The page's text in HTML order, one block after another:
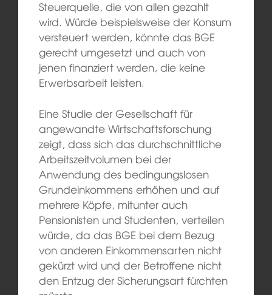
Steuerquelle, die von allen gezahlt
wird. Würde beispielsweise der Konsum
versteuert werden, könnte das BGE
gerecht umgesetzt und auch von
jenen finanziert werden, die keine
Erwerbsarbeit leisten.
Eine Studie der Gesellschaft für
angewandte Wirtschaftsforschung
zeigt, dass sich das durchschnittliche
Arbeitszeitvolumen bei der
Anwendung des bedingungslosen
Grundeinkommens erhöhen und auf
mehrere Köpfe, mitunter auch
Pensionisten und Studenten, verteilen
würde, da das BGE bei dem Bezug
von anderen Einkommensarten nicht
gekürzt wird und der Betroffene nicht
den Entzug der Sicherungsart fürchten